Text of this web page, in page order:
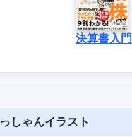
決算書入門
しゃんイラスト